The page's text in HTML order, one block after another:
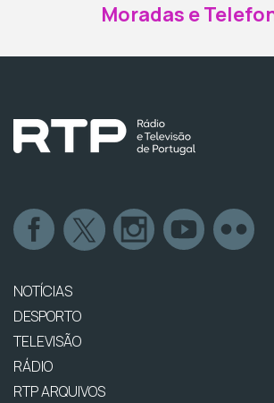
Moradas e
NOTÍCIAS
DESPORTO
TELEVISÃO
RÁDIO
RTP ARQUIVOS